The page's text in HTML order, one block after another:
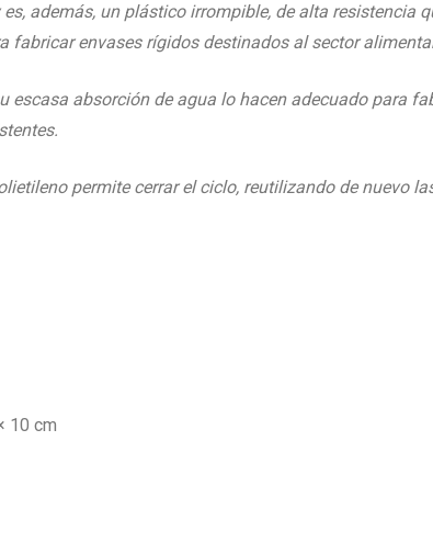
además, un plástico irrompible, de alta resistencia
fabricar envases rígidos destinados al sector
escasa absorción de agua lo hacen adecuado para
permite cerrar el ciclo, reutilizando de nuevo
10 cm